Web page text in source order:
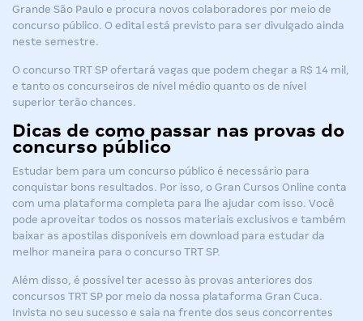
Grande São Paulo e procura novos colaboradores por meio de
concurso público. O edital está previsto para ser divulgado ainda
neste semestre.
O concurso TRT SP ofertará vagas que podem chegar a R$ 14 mil,
e tanto os concurseiros de nível médio quanto os de nível
superior terão chances.
Dicas de como passar nas provas do
concurso público
Estudar bem para um concurso público é necessário para
conquistar bons resultados. Por isso, o Gran Cursos Online conta
com uma plataforma completa para lhe ajudar com isso. Você
pode aproveitar todos os nossos materiais exclusivos e também
baixar as apostilas disponíveis em download para estudar da
melhor maneira para o concurso TRT SP.
Além disso, é possível ter acesso às provas anteriores dos
concursos TRT SP por meio da nossa plataforma Gran Cuca.
Invista no seu sucesso e saia na frente dos seus concorrentes